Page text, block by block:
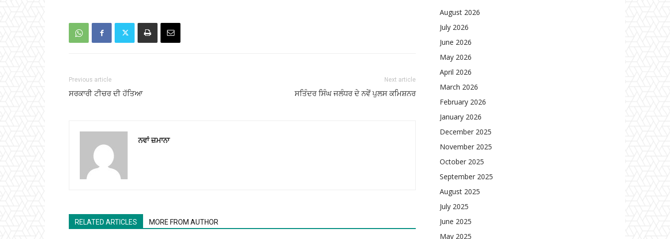
Previous article
ਸਰਕਾਰੀ ਟੀਚਰ ਦੀ ਹੱਤਿਆ
Next article
ਸਤਿੰਦਰ ਸਿੰਘ ਜਲੰਧਰ ਦੇ ਨਵੇਂ ਪੁਲਸ ਕਮਿਸ਼ਨਰ
ਨਵਾਂ ਜ਼ਮਾਨਾ
RELATED ARTICLES MORE FROM AUTHOR
August 2026
July 2026
June 2026
May 2026
April 2026
March 2026
February 2026
January 2026
December 2025
November 2025
October 2025
September 2025
August 2025
July 2025
June 2025
May 2025